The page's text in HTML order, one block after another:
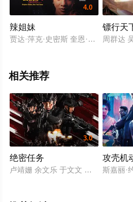
4.0
辣姐妹
贾达·萍克·史密斯 奎恩·拉提法 薇薇
镖行天
周群达
相关推荐
3.0
绝密任务
卢靖姗 余文乐 于文文 蒋璐霞 屈菁
攻壳机
斯嘉丽·